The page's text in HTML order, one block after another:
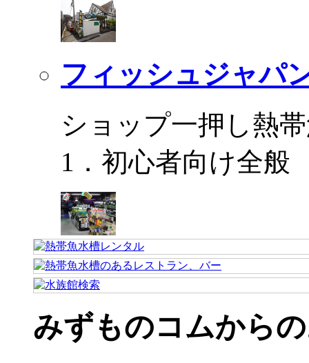
フィッシュジャパ
ショップ一押し熱
1．初心者向け全
みずものコムから